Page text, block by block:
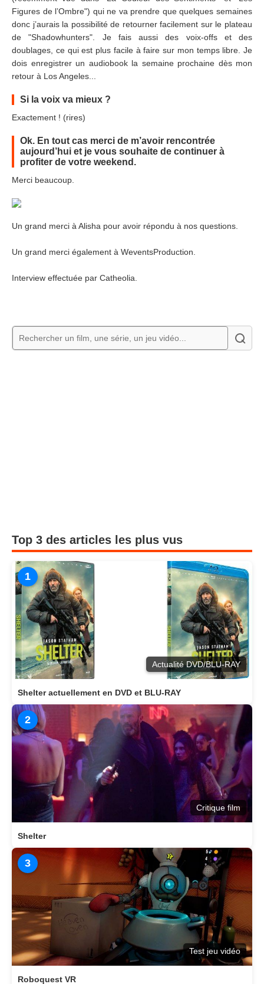
Figures de l’Ombre") qui ne va prendre que quelques semaines
donc j’aurais la possibilité de retourner facilement sur le plateau
de "Shadowhunters". Je fais aussi des voix-offs et des
doublages, ce qui est plus facile à faire sur mon temps libre. Je
dois enregistrer un audiobook la semaine prochaine dès mon
retour à Los Angeles...
Si la voix va mieux ?
Exactement ! (rires)
Ok. En tout cas merci de m’avoir rencontrée
aujourd’hui et je vous souhaite de continuer à
profiter de votre weekend.
Merci beaucoup.
Un grand merci à Alisha pour avoir répondu à nos questions.
Un grand merci également à WeventsProduction.
Interview effectuée par Catheolia.
Top 3 des articles les plus vus
1
Actualité DVD/BLU-RAY
Shelter actuellement en DVD et BLU-RAY
2
Critique film
Shelter
3
Test jeu vidéo
Roboquest VR